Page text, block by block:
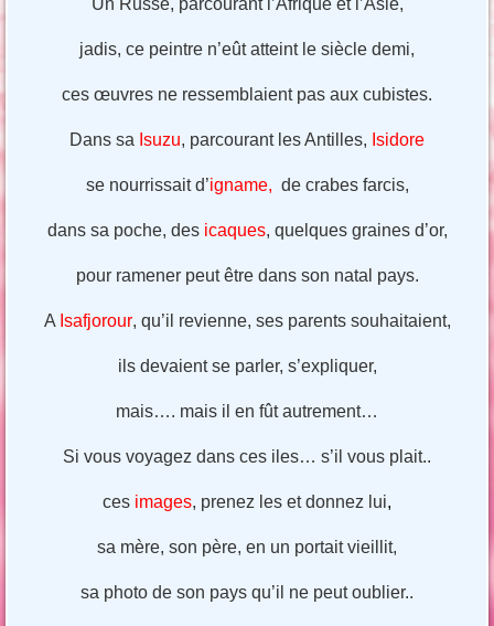
jadis, ce peintre n’eût atteint le siècle demi,
ces œuvres ne ressemblaient pas aux cubistes.
Dans sa Isuzu, parcourant les Antilles, Isidore
se nourrissait d’igname, de crabes farcis,
dans sa poche, des icaques, quelques graines d’or,
pour ramener peut être dans son natal pays.
A Isafjorour, qu’il revienne, ses parents souhaitaient,
ils devaient se parler, s’expliquer,
mais…. mais il en fût autrement…
Si vous voyagez dans ces iles… s’il vous plait..
ces images, prenez les et donnez lui,
sa mère, son père, en un portait vieillit,
sa photo de son pays qu’il ne peut oublier..